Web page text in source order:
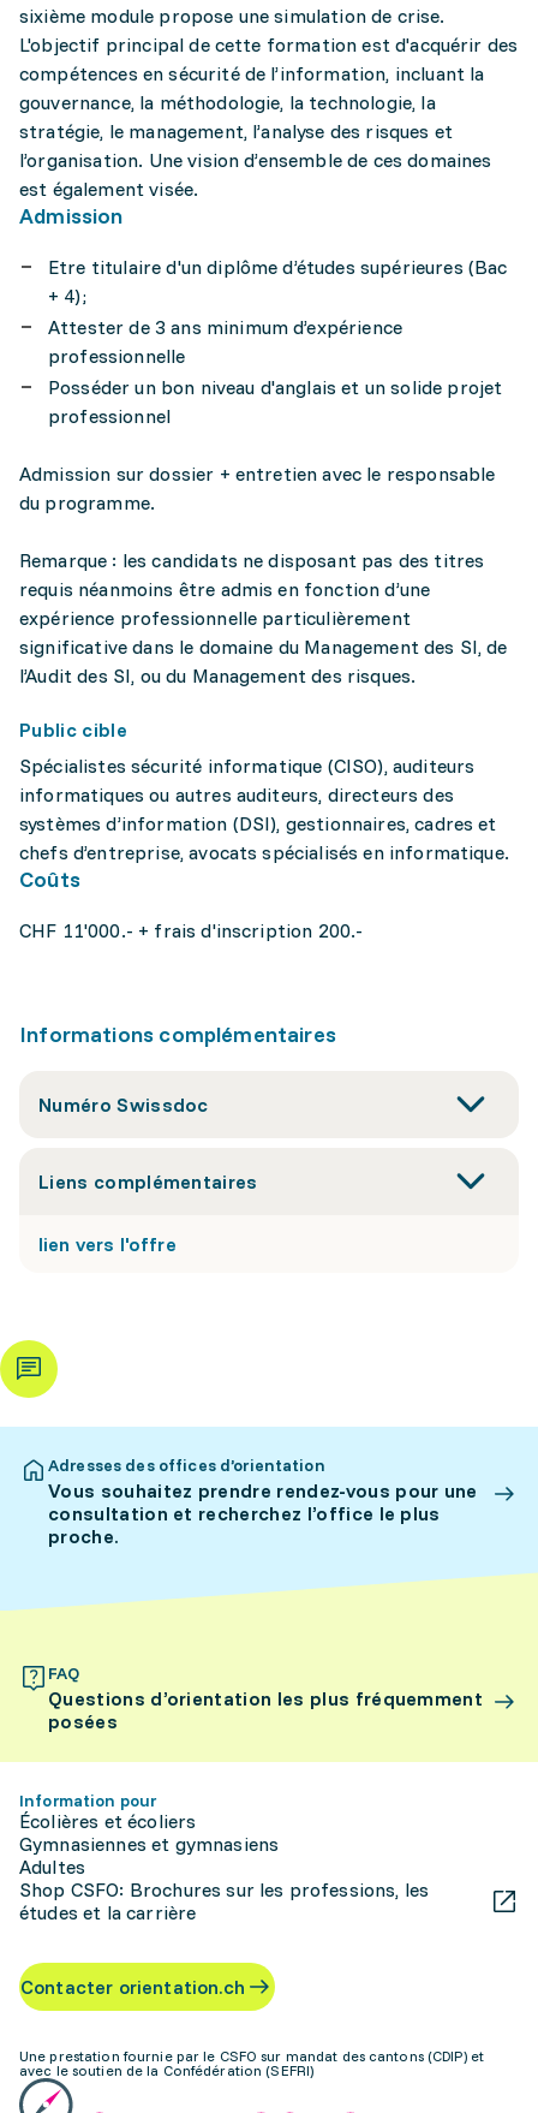
sixième module propose une simulation de crise.
L'objectif principal de cette formation est d'acquérir des
compétences en sécurité de l’information, incluant la
gouvernance, la méthodologie, la technologie, la
stratégie, le management, l’analyse des risques et
l’organisation. Une vision d’ensemble de ces domaines
est également visée.
Admission
Etre titulaire d'un diplôme d’études supérieures (Bac
+ 4);
Attester de 3 ans minimum d’expérience
professionnelle
Posséder un bon niveau d'anglais et un solide projet
professionnel
Admission sur dossier + entretien avec le responsable
du programme.
Remarque : les candidats ne disposant pas des titres
requis néanmoins être admis en fonction d’une
expérience professionnelle particulièrement
significative dans le domaine du Management des SI, de
l’Audit des SI, ou du Management des risques.
Public cible
Spécialistes sécurité informatique (CISO), auditeurs
informatiques ou autres auditeurs, directeurs des
systèmes d’information (DSI), gestionnaires, cadres et
chefs d’entreprise, avocats spécialisés en informatique.
Coûts
CHF 11'000.- + frais d'inscription 200.-
Informations complémentaires
Numéro Swissdoc
Liens complémentaires
lien vers l'offre
Adresses des offices d’orientation
Vous souhaitez prendre rendez-vous pour une
consultation et recherchez l’office le plus
proche.
FAQ
Questions d’orientation les plus fréquemment
posées
Information pour
Écolières et écoliers
Gymnasiennes et gymnasiens
Adultes
Shop CSFO: Brochures sur les professions, les
études et la carrière
Contacter orientation.ch
Une prestation fournie par le CSFO sur mandat des cantons (CDIP) et
avec le soutien de la Confédération (SEFRI)